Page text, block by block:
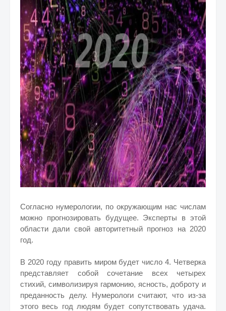
Согласно нумерологии, по окружающим нас числам
можно прогнозировать будущее. Эксперты в этой
области дали свой авторитетный прогноз на 2020
год.
В 2020 году править миром будет число 4. Четверка
представляет собой сочетание всех четырех
стихий, символизируя гармонию, ясность, доброту и
преданность делу. Нумерологи считают, что из-за
этого весь год людям будет сопутствовать удача.